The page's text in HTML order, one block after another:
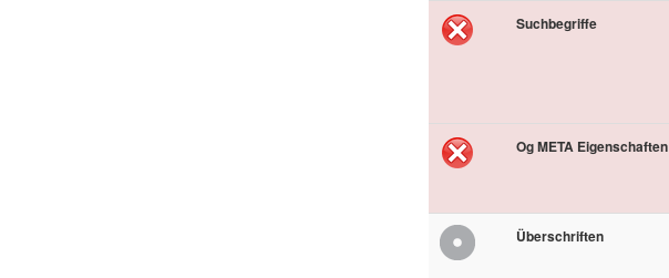
Suchbegriffe
Og META Eigenschaften
Überschriften